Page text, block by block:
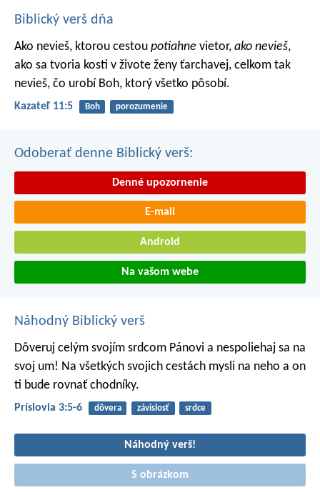
Biblický verš dňa
Ako nevieš, ktorou cestou potiahne vietor, ako nevieš,
ako sa tvoria kosti v živote ženy ťarchavej, celkom tak
nevieš, čo urobí Boh, ktorý všetko pôsobí.
Kazateľ 11:5 Boh porozumenie
Odoberať denne Biblický verš:
Denné upozornenie
E-mail
Android
Na vašom webe
Náhodný Biblický verš
Dôveruj celým svojím srdcom Pánovi a nespoliehaj sa na
svoj um! Na všetkých svojich cestách mysli na neho a on
ti bude rovnať chodníky.
Príslovia 3:5-6 dôvera závislosť srdce
Náhodný verš!
S obrázkom